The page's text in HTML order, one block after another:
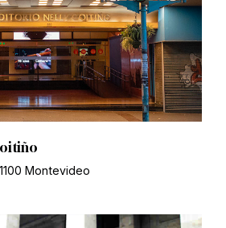
Montevideo